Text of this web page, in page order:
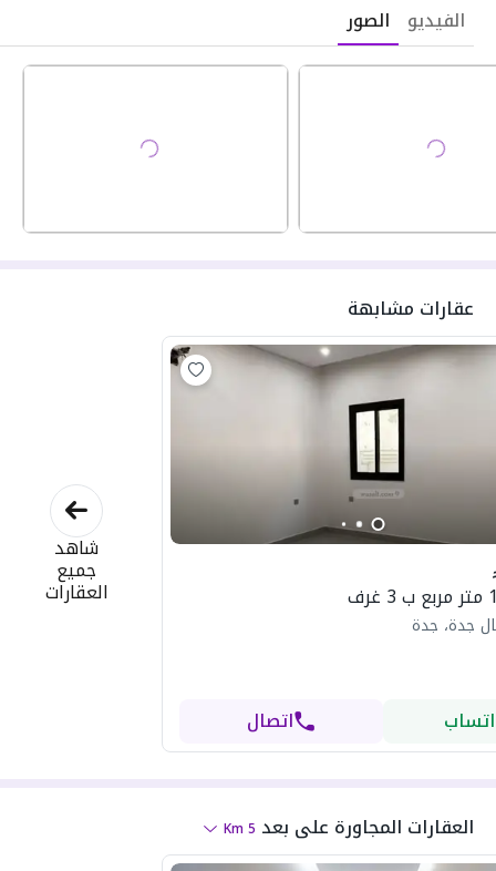
الفيديو الصور
عقارات مشابهة
جدة، جدة
اتصال
شاهد
جميع
العقارات
العقارات المجاورة على بعد 5
Km